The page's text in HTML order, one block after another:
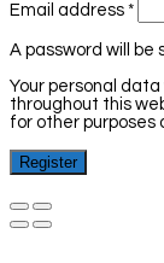
Email address *
A password will be
Your personal
throughout this
for other purposes
Register